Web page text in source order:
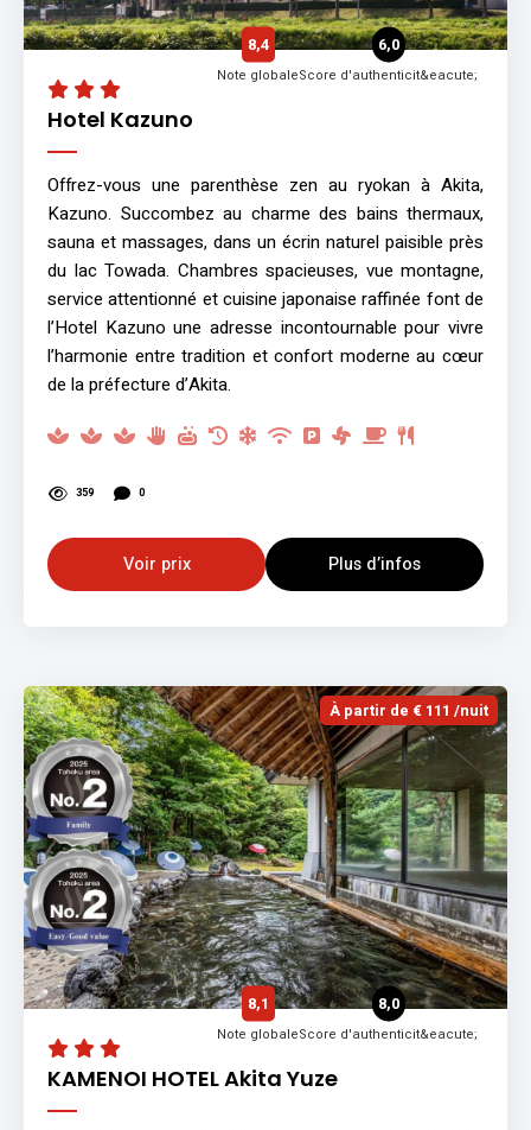
Hotel Kazuno
8,4
Note globale
6,0
Score d'authenticit&eacute;
Offrez-vous une parenthèse zen au ryokan à Akita,
Kazuno. Succombez au charme des bains thermaux,
sauna et massages, dans un écrin naturel paisible près
du lac Towada. Chambres spacieuses, vue montagne,
service attentionné et cuisine japonaise raffinée font de
l’Hotel Kazuno une adresse incontournable pour vivre
l’harmonie entre tradition et confort moderne au cœur
de la préfecture d’Akita.
359 0
Voir prix Plus d’infos
À partir de € 111 /nuit
KAMENOI HOTEL Akita Yuze
8,1
Note globale
8,0
Score d'authenticit&eacute;